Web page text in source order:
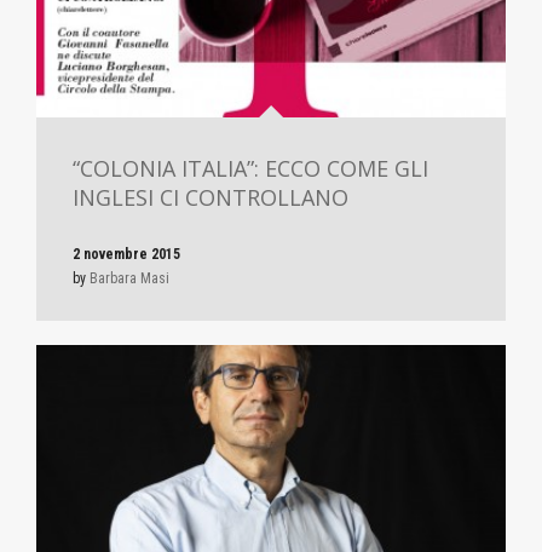
“COLONIA ITALIA”: ECCO COME GLI
INGLESI CI CONTROLLANO
2 novembre 2015
by Barbara Masi